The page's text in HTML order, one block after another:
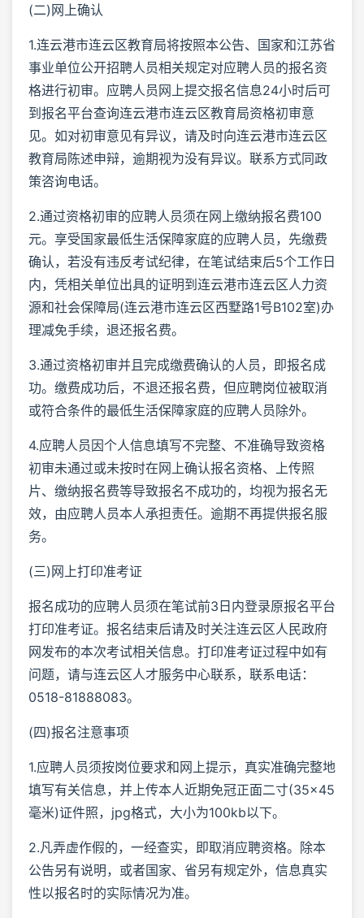
(二)网上确认
1.连云港市连云区教育局将按照本公告、国家和江苏省
事业单位公开招聘人员相关规定对应聘人员的报名资
格进行初审。应聘人员网上提交报名信息24小时后可
到报名平台查询连云港市连云区教育局资格初审意
见。如对初审意见有异议，请及时向连云港市连云区
教育局陈述申辩，逾期视为没有异议。联系方式同政
策咨询电话。
2.通过资格初审的应聘人员须在网上缴纳报名费100
元。享受国家最低生活保障家庭的应聘人员，先缴费
确认，若没有违反考试纪律，在笔试结束后5个工作日
内，凭相关单位出具的证明到连云港市连云区人力资
源和社会保障局(连云港市连云区西墅路1号B102室)办
理减免手续，退还报名费。
3.通过资格初审并且完成缴费确认的人员，即报名成
功。缴费成功后，不退还报名费，但应聘岗位被取消
或符合条件的最低生活保障家庭的应聘人员除外。
4.应聘人员因个人信息填写不完整、不准确导致资格
初审未通过或未按时在网上确认报名资格、上传照
片、缴纳报名费等导致报名不成功的，均视为报名无
效，由应聘人员本人承担责任。逾期不再提供报名服
务。
(三)网上打印准考证
报名成功的应聘人员须在笔试前3日内登录原报名平台
打印准考证。报名结束后请及时关注连云区人民政府
网发布的本次考试相关信息。打印准考证过程中如有
问题，请与连云区人才服务中心联系，联系电话：
0518-81888083。
(四)报名注意事项
1.应聘人员须按岗位要求和网上提示，真实准确完整地
填写有关信息，并上传本人近期免冠正面二寸(35×45
毫米)证件照，jpg格式，大小为100kb以下。
2.凡弄虚作假的，一经查实，即取消应聘资格。除本
公告另有说明，或者国家、省另有规定外，信息真实
性以报名时的实际情况为准。